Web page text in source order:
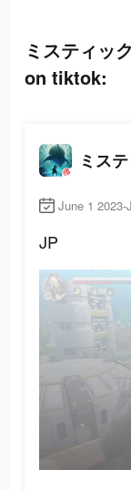
ミスティッ
on tiktok:
June 1 2023-
JP